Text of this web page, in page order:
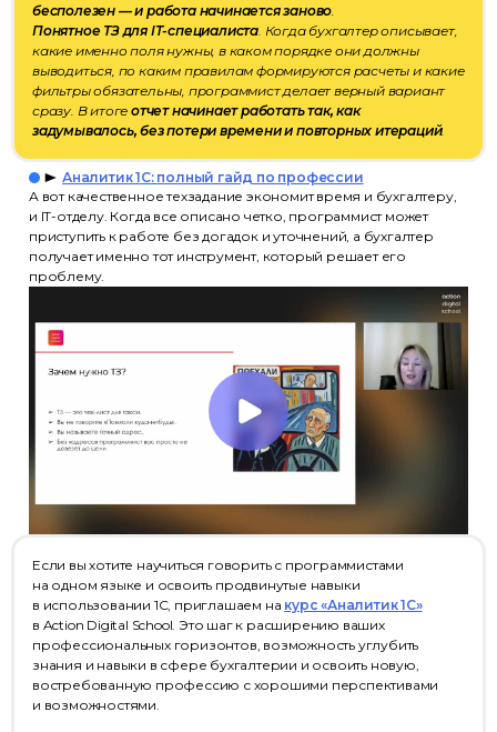
бесполезен — и работа начинается заново.
Понятное ТЗ для IT-специалиста. Когда бухгалтер описывает,
какие именно поля нужны, в каком порядке они должны
выводиться, по каким правилам формируются расчеты и какие
фильтры обязательны, программист делает верный вариант
сразу. В итоге отчет начинает работать так, как
задумывалось, без потери времени и повторных итераций.
Аналитик 1С: полный гайд по профессии
А вот качественное техзадание экономит время и бухгалтеру,
и IT-отделу. Когда все описано четко, программист может
приступить к работе без догадок и уточнений, а бухгалтер
получает именно тот инструмент, который решает его
проблему.
Если вы хотите научиться говорить с программистами
на одном языке и освоить продвинутые навыки
в использовании 1С, приглашаем на курс «Аналитик 1С»
в Action Digital School. Это шаг к расширению ваших
профессиональных горизонтов, возможность углубить
знания и навыки в сфере бухгалтерии и освоить новую,
востребованную профессию с хорошими перспективами
и возможностями.